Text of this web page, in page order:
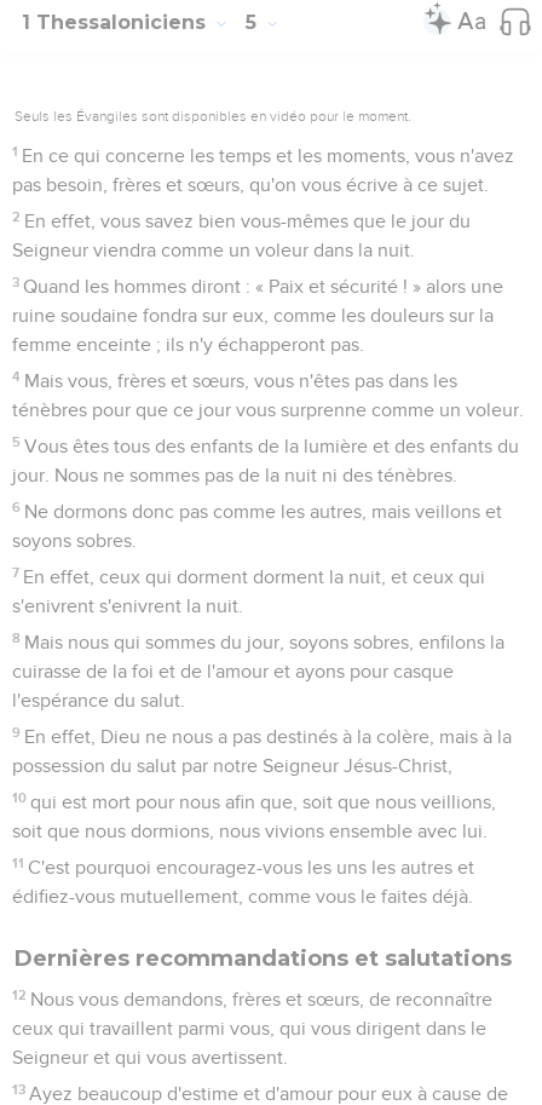
1 Thessaloniciens 5
Seuls les Évangiles sont disponibles en vidéo pour le moment.
1 En ce qui concerne les temps et les moments, vous n'avez
pas besoin, frères et sœurs, qu'on vous écrive à ce sujet.
2 En effet, vous savez bien vous-mêmes que le jour du
Seigneur viendra comme un voleur dans la nuit.
3 Quand les hommes diront : « Paix et sécurité ! » alors une
ruine soudaine fondra sur eux, comme les douleurs sur la
femme enceinte ; ils n'y échapperont pas.
4 Mais vous, frères et sœurs, vous n'êtes pas dans les
ténèbres pour que ce jour vous surprenne comme un voleur.
5 Vous êtes tous des enfants de la lumière et des enfants du
jour. Nous ne sommes pas de la nuit ni des ténèbres.
6 Ne dormons donc pas comme les autres, mais veillons et
soyons sobres.
7 En effet, ceux qui dorment dorment la nuit, et ceux qui
s'enivrent s'enivrent la nuit.
8 Mais nous qui sommes du jour, soyons sobres, enfilons la
cuirasse de la foi et de l'amour et ayons pour casque
l'espérance du salut.
9 En effet, Dieu ne nous a pas destinés à la colère, mais à la
possession du salut par notre Seigneur Jésus-Christ,
10 qui est mort pour nous afin que, soit que nous veillions,
soit que nous dormions, nous vivions ensemble avec lui.
11 C'est pourquoi encouragez-vous les uns les autres et
édifiez-vous mutuellement, comme vous le faites déjà.
Dernières recommandations et salutations
12 Nous vous demandons, frères et sœurs, de reconnaître
ceux qui travaillent parmi vous, qui vous dirigent dans le
Seigneur et qui vous avertissent.
13 Ayez beaucoup d'estime et d'amour pour eux à cause de